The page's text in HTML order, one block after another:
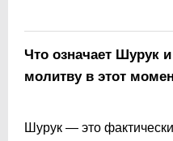
Что означает Шурук
молитву в этот
Шурук — это